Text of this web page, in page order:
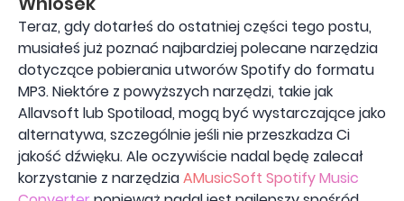
Teraz, gdy dotarłeś do ostatniej części tego postu,
musiałeś już poznać najbardziej polecane narzędzia
dotyczące pobierania utworów Spotify do formatu
MP3. Niektóre z powyższych narzędzi, takie jak
Allavsoft lub Spotiload, mogą być wystarczające jako
alternatywa, szczególnie jeśli nie przeszkadza Ci
jakość dźwięku. Ale oczywiście nadal będę zalecał
korzystanie z narzędziaAMusicSoft Spotify Music